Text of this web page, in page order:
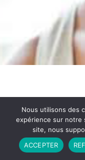
Partenariat
Copyright © 2026 -
Nous utilisons des
expérience sur notre
site, nous
ACCEPTER